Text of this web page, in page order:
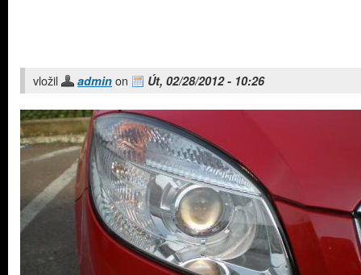
vložil admin on Út, 02/28/2012 - 10:26